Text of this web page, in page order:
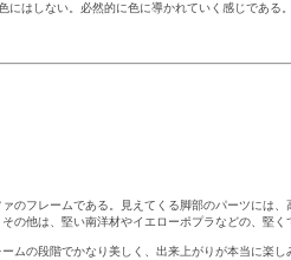
にはしない。必然的に色に導かれていく感じである。
ァのフレームである。見えてくる脚部のパーツには
その他は、堅い南洋材やイエローポプラなどの、堅く
ームの段階でかなり美しく、出来上がりが本当に楽し